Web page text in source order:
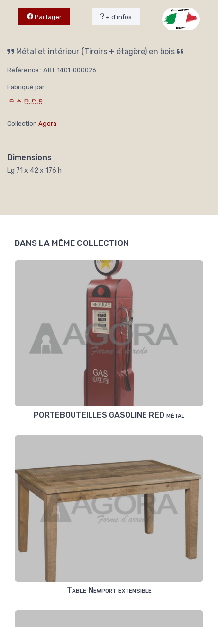
Partager + d'infos
Métal et intérieur (Tiroirs + étagère) en bois
Référence : ART. 1401-000026
Fabriqué par
Collection Agora
Dimensions
Lg 71 x 42 x 176 h
DANS LA MÊME COLLECTION
PORTEBOUTEILLES GASOLINE RED métal
Table Newport extensible